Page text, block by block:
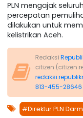
PLN mengajak
percepatan
dilakukan untuk
kelistrikan Aceh.
Redaksi
citizen (citizen
813-455-28646
#Direktur PLN